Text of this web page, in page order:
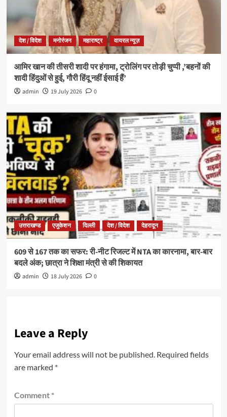
देश / विदेश मनोरंजन महाराष्ट्र वायरल न्यूज़
आमिर खान की तीसरी शादी पर हंगामा, ट्रोलिंग पर तोड़ी चुप्पी ,’बहनों की
शादी हिंदुओं से हुई, गौरी हिंदू नहीं ईसाई हैं’
admin 19 July 2026 0
उत्तराखण्ड एजुकेशन दिल्ली देश / विदेश देहरादून
609 से 167 तक का सफर: री-नीट रिजल्ट में NTA का कारनामा, बार-बार
बदले अंक; छात्रा ने शिक्षा मंत्री से की शिकायत
admin 18 July 2026 0
Leave a Reply
Your email address will not be published. Required fields
are marked *
Comment *